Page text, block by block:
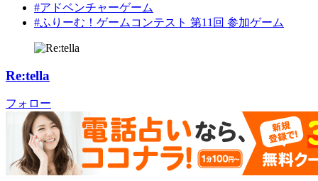
#アドベンチャーゲーム
#ふりーむ！ゲームコンテスト 第11回 参加ゲーム
Re:tella
フォロー